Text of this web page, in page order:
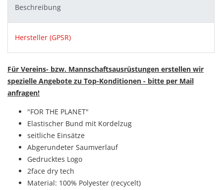
Beschreibung
Hersteller (GPSR)
Für Vereins- bzw. Mannschaftsausrüstungen erstellen wir
spezielle Angebote zu Top-Konditionen - bitte per Mail
anfragen!
"FOR THE PLANET"
Elastischer Bund mit Kordelzug
seitliche Einsätze
Abgerundeter Saumverlauf
Gedrucktes Logo
2face dry tech
Material: 100% Polyester (recycelt)